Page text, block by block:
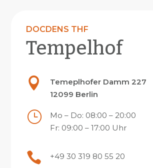
DOCDENS THF
Tempelhof

Temeplhofer Damm 227
12099 Berlin
}
Mo – Do: 08:00 – 20:00
Fr: 09:00 – 17:00 Uhr
 +49 30 319 80 55 20